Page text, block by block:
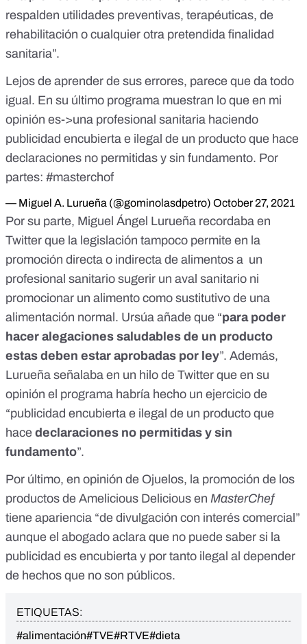
respalden utilidades preventivas, terapéuticas, de
rehabilitación o cualquier otra pretendida finalidad
sanitaria”.
Lejos de aprender de sus errores, parece que da todo
igual. En su último programa muestran lo que en mi
opinión es->una profesional sanitaria haciendo
publicidad encubierta e ilegal de un producto que hace
declaraciones no permitidas y sin fundamento. Por
partes: #masterchof
— Miguel A. Lurueña (@gominolasdpetro) October 27, 2021
Por su parte, Miguel Ángel Lurueña recordaba en
Twitter que la legislación tampoco permite en la
promoción directa o indirecta de alimentos a un
profesional sanitario sugerir un aval sanitario ni
promocionar un alimento como sustitutivo de una
alimentación normal. Ursúa añade que “para poder
hacer alegaciones saludables de un producto
estas deben estar aprobadas por ley”. Además,
Lurueña señalaba en un hilo de Twitter que en su
opinión el programa habría hecho un ejercicio de
“publicidad encubierta e ilegal de un producto que
hace declaraciones no permitidas y sin
fundamento”.
Por último, en opinión de Ojuelos, la promoción de los
productos de Amelicious Delicious en MasterChef
tiene apariencia “de divulgación con interés comercial”
aunque el abogado aclara que no puede saber si la
publicidad es encubierta y por tanto ilegal al depender
de hechos que no son públicos.
ETIQUETAS:
#alimentación#TVE#RTVE#dieta